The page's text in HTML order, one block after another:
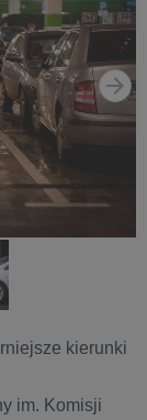
kierunki
im. Komisji